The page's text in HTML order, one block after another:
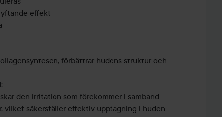
effekt
förbättrar hudens struktur och
den irritation som förekommer i samband
vilket säkerställer effektiv upptagning i huden